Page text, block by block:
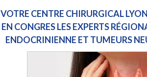
VOTRE CENTRE CHIRURGICAL
EN CONGRES LES EXPERTS
ENDOCRINIENNE ET TUMEURS